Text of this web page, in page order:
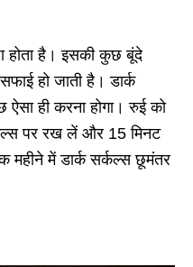
है। इसकी कुछ बूंदे
हो जाती है। डार्क
ही करना होगा। रुई को
पर रख लें और 15 मिनट
में डार्क सर्कल्स छूमंतर